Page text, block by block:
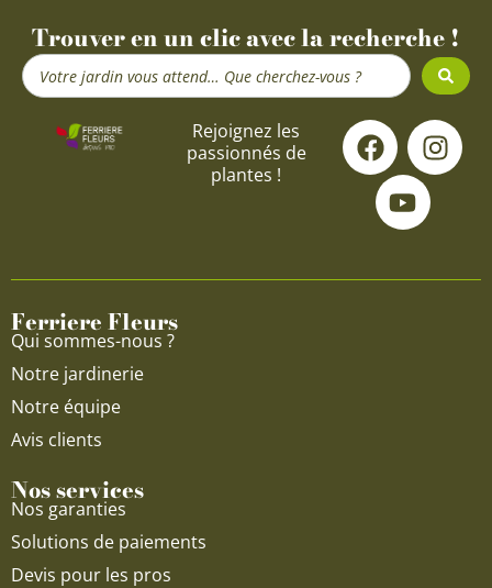
Trouver en un clic avec la recherche !
Search
...
Rejoignez les
passionnés de
plantes !
F
a
c
e
o
I
n
s
g
Y
o
u
t
u
b
Ferriere Fleurs
Qui sommes-nous ?
Notre jardinerie
Notre équipe
Avis clients
Nos services
Nos garanties
Solutions de paiements
Devis pour les pros